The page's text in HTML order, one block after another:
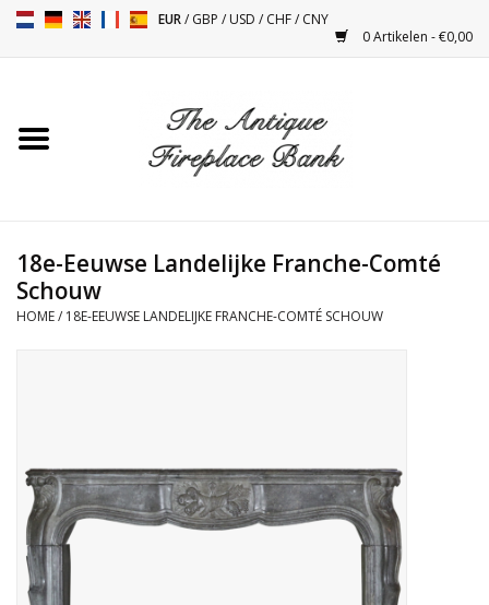
EUR/GBP /USD /CHF/CNY
0 Artikelen - €0,00
Toebehoren
Kacheltjes
Objecten
Decoratieve Outdoor
Objecten
18e-Eeuwse Landelijke Franche-Comté
Schouw
HOME/ 18E-EEUWSE LANDELIJKE FRANCHE-COMTÉ SCHOUW